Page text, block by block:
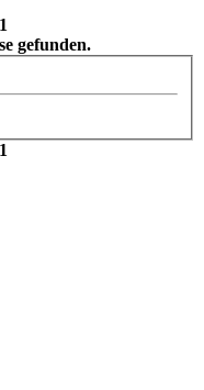
1
gefunden.
1